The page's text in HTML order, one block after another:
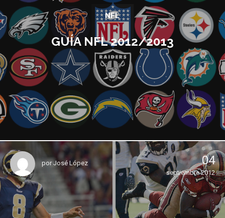
NFL
GUÍA NFL 2012/2013
porJosé López 04
septiembre 2012